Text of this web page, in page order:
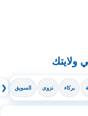
ولايتك
❮ بركاء نزوى السويق